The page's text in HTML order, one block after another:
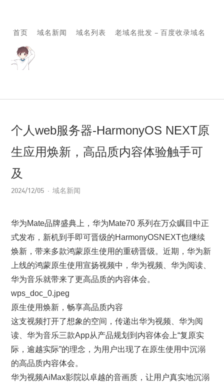
首页 域名新闻 域名列表 老域名批发 – 百度收录域名
个人web服务器-HarmonyOS NEXT原
生应用焕新，高品质内容体验触手可
及
2024/12/05 域名新闻
华为Mate品牌盛典上，华为Mate70 系列在万众瞩目中正
式发布，新机到手即可晋级的HarmonyOSNEXT也继续
焕新，带来多款鸿蒙原生使用的重磅晋级。近期，华为新
上线的鸿蒙原生使用宣扬视频中，华为视频、华为阅读、
华为音乐就带来了更高品质的内容体会。
wps_doc_0.jpeg
原生使用焕新，畅享高品质内容
这支视频打开了想象的空间，传递出华为视频、华为阅
读、华为音乐三款App从产品规划到内容体会上“复原实
际，逾越实际”的理念，为用户出现了在原生使用中沉溺
的高品质内容体会。
华为视频AiMax影院以卓越的音画质，让用户真实地沉溺